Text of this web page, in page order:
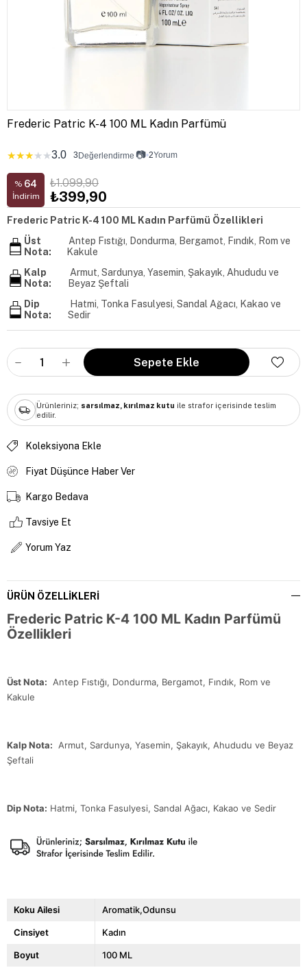
Frederic Patric K-4 100 ML Kadın Parfümü
★★★★★3.0 3 Değerlendirme 📷•2Yorum
% 64
İndirim
₺1.099,90
₺399,90
Frederic Patric K-4 100 ML Kadın Parfümü Özellikleri
Üst
Nota:
Antep Fıstığı, Dondurma, Bergamot, Fındık, Rom ve
Kakule
Kalp
Nota:
Armut, Sardunya, Yasemin, Şakayık, Ahududu ve
Beyaz Şeftali
Dip
Nota:
Hatmi, Tonka Fasulyesi, Sandal Ağacı, Kakao ve
Sedir
Ürünleriniz; sarsılmaz, kırılmaz kutu ile strafor içerisinde teslim
edilir.
Koleksiyona Ekle
Fiyat Düşünce Haber Ver
Kargo Bedava
Tavsiye Et
Yorum Yaz
ÜRÜN ÖZELLIKLERI
Frederic Patric K-4 100 ML Kadın Parfümü
Özellikleri
Üst Nota: Antep Fıstığı, Dondurma, Bergamot, Fındık, Rom ve
Kakule
Kalp Nota: Armut, Sardunya, Yasemin, Şakayık, Ahududu ve Beyaz
Şeftali
Dip Nota: Hatmi, Tonka Fasulyesi, Sandal Ağacı, Kakao ve Sedir
Koku Ailesi Aromatik,Odunsu
Cinsiyet Kadın
Boyut 100 ML